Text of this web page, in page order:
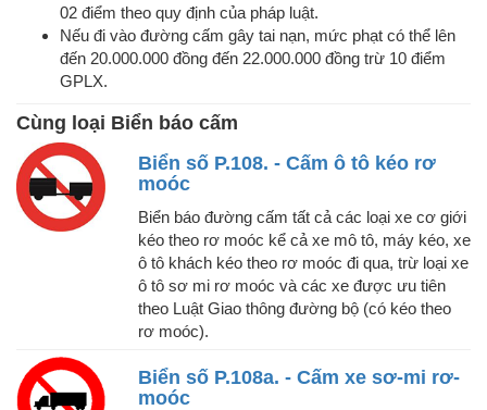
02 điểm theo quy định của pháp luật.
Nếu đi vào đường cấm gây tai nạn, mức phạt có thể lên
đến 20.000.000 đồng đến 22.000.000 đồng trừ 10 điểm
GPLX.
Cùng loại Biển báo cấm
Biển số P.108. - Cấm ô tô kéo rơ
moóc
Biển báo đường cấm tất cả các loại xe cơ giới
kéo theo rơ moóc kể cả xe mô tô, máy kéo, xe
ô tô khách kéo theo rơ moóc đi qua, trừ loại xe
ô tô sơ mi rơ moóc và các xe được ưu tiên
theo Luật Giao thông đường bộ (có kéo theo
rơ moóc).
Biển số P.108a. - Cấm xe sơ-mi rơ-
moóc